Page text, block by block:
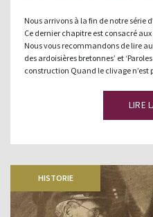
Nous arrivons à la fin de notre série
Ce dernier chapitre est consacré
Nous vous recommandons de lire
des ardoisières bretonnes’ et
construction Quand le clivage n’est
LIRE
HISTORIE